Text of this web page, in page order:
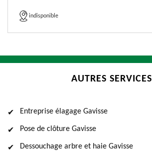
indisponible
AUTRES SERVICES
Entreprise élagage Gavisse
Pose de clôture Gavisse
Dessouchage arbre et haie Gavisse